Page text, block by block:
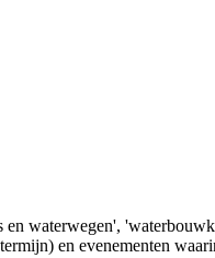
waterwegen',
en evenementen